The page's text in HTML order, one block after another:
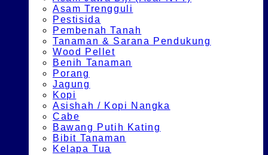
Asam Trengguli
Pestisida
Pembenah Tanah
Tanaman & Sarana Pendukung
Wood Pellet
Benih Tanaman
Porang
Jagung
Kopi
Asishah / Kopi Nangka
Cabe
Bawang Putih Kating
Bibit Tanaman
Kelapa Tua